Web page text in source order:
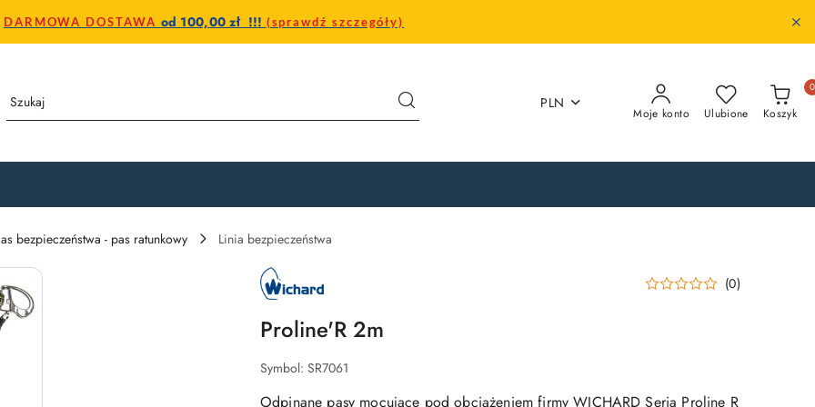
DARMOWA DOSTAWA od 100,00 zł !!! (sprawdź szczegóły)
PLN
Moje konto Ulubione Koszyk
0
bezpieczeństwa - pas ratunkowy
Linia bezpieczeństwa
NAZWA
PRODUCENTA:
WICHARD
(0)
Proline'R 2m
Symbol: SR7061
Odpinane pasy mocujące pod obciążeniem firmy WICHARD Seria Proline R